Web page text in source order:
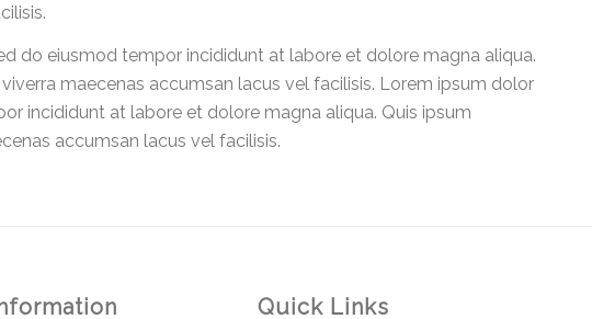
do eiusmod tempor incididunt at labore et dolore magna aliqua.
maecenas accumsan lacus vel facilisis. Lorem ipsum dolor
incididunt at labore et dolore magna aliqua. Quis ipsum
accumsan lacus vel facilisis.
Quick Links